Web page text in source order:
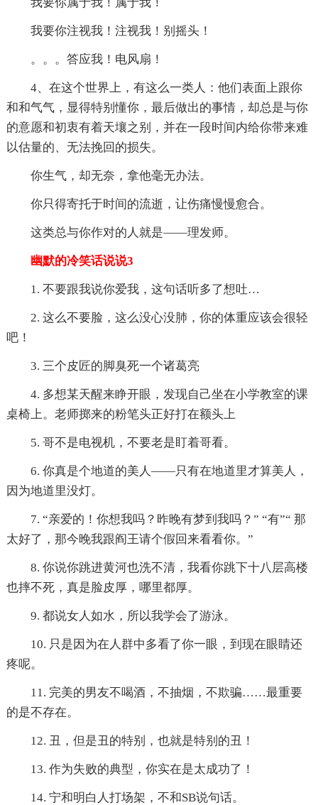
我要你注视我！注视我！别摇头！
。。。答应我！电风扇！
4、在这个世界上，有这么一类人：他们表面上跟你
和和气气，显得特别懂你，最后做出的事情，却总是与你
的意愿和初衷有着天壤之别，并在一段时间内给你带来难
以估量的、无法挽回的损失。
你生气，却无奈，拿他毫无办法。
你只得寄托于时间的流逝，让伤痛慢慢愈合。
这类总与你作对的人就是——理发师。
幽默的冷笑话说说3
1. 不要跟我说你爱我，这句话听多了想吐…
2. 这么不要脸，这么没心没肺，你的体重应该会很轻
吧！
3. 三个皮匠的脚臭死一个诸葛亮
4. 多想某天醒来睁开眼，发现自己坐在小学教室的课
桌椅上。老师掷来的粉笔头正好打在额头上
5. 哥不是电视机，不要老是盯着哥看。
6. 你真是个地道的美人——只有在地道里才算美人，
因为地道里没灯。
7. “亲爱的！你想我吗？昨晚有梦到我吗？” “有”“ 那
太好了，那今晚我跟阎王请个假回来看看你。”
8. 你说你跳进黄河也洗不清，我看你跳下十八层高楼
也摔不死，真是脸皮厚，哪里都厚。
9. 都说女人如水，所以我学会了游泳。
10. 只是因为在人群中多看了你一眼，到现在眼睛还
疼呢。
11. 完美的男友不喝酒，不抽烟，不欺骗……最重要
的是不存在。
12. 丑，但是丑的特别，也就是特别的丑！
13. 作为失败的典型，你实在是太成功了！
14. 宁和明白人打场架，不和SB说句话。